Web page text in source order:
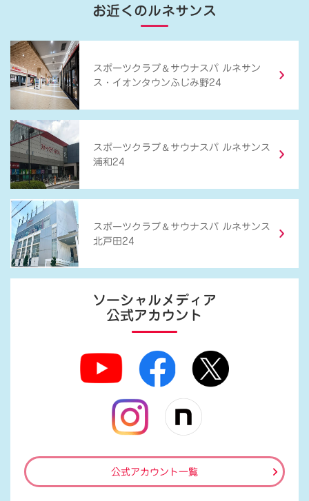
お近くのルネサンス
スポーツクラブ ＆ サウナスパ ルネサン
ス・イオンタウンふじみ野24
スポーツクラブ ＆ サウナスパ ルネサンス
浦和24
スポーツクラブ ＆ サウナスパ ルネサンス
北戸田24
ソーシャルメディア
公式アカウント
公式アカウント一覧